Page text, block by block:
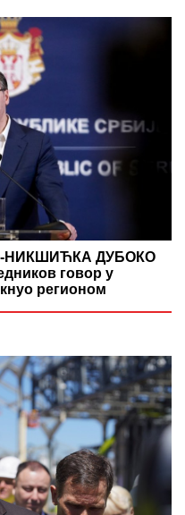
НИКШИЋКА ДУБОКО
говор у
регионом